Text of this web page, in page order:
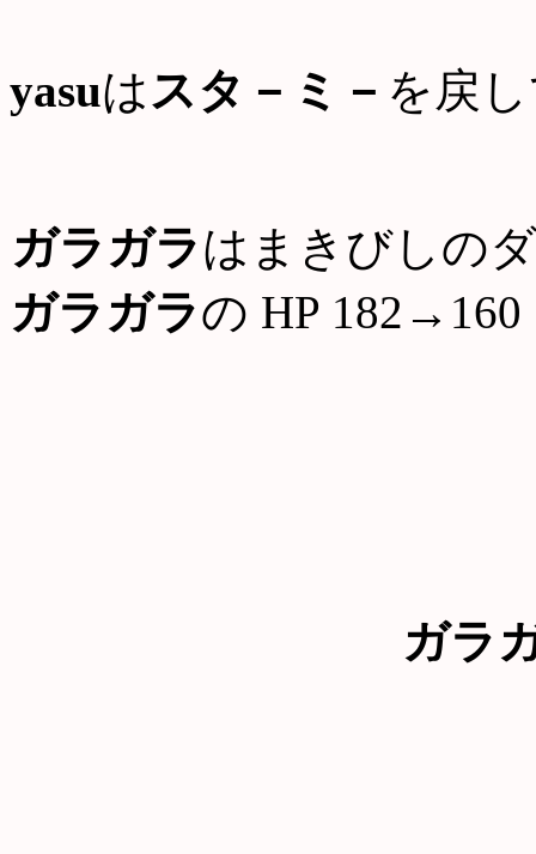
yasuはスタ－ミ－ を戻
ガラガラはまきびしの
ガラガラの HP 182→160
ガラ